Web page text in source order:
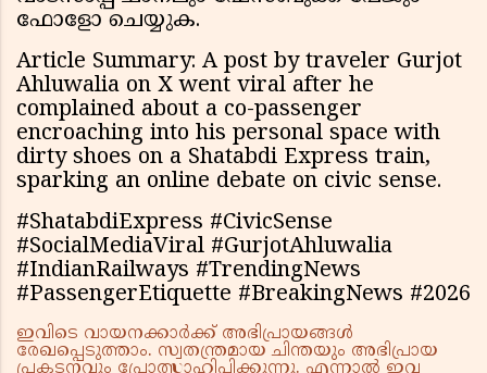
ഫോളോ ചെയ്യുക.
Article Summary: A post by traveler Gurjot
Ahluwalia on X went viral after he
complained about a co-passenger
encroaching into his personal space with
dirty shoes on a Shatabdi Express train,
sparking an online debate on civic sense.
#ShatabdiExpress #CivicSense
#SocialMediaViral #GurjotAhluwalia
#IndianRailways #TrendingNews
#PassengerEtiquette #BreakingNews #2026
ഇവിടെ വായനക്കാർക്ക് അഭിപ്രായങ്ങൾ
രേഖപ്പെടുത്താം. സ്വതന്ത്രമായ ചിന്തയും അഭിപ്രായ